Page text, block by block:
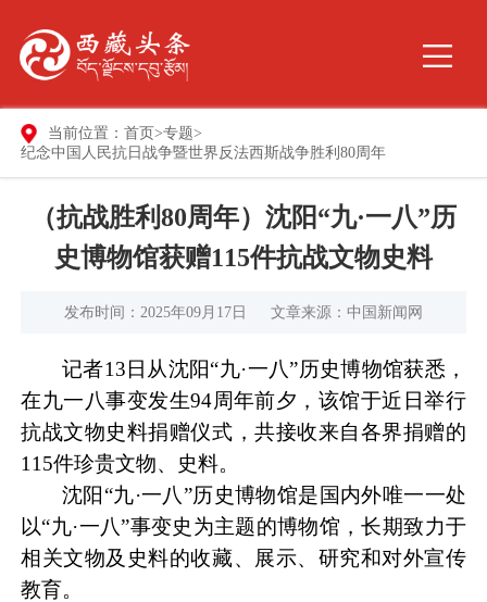
当前位置： 首页 >专题>
纪念中国人民抗日战争暨世界反法西斯战争胜利80周年
（抗战胜利80周年）沈阳“九·一八”历
史博物馆获赠115件抗战文物史料
发布时间：2025年09月17日 文章来源：中国新闻网
记者13日从沈阳“九·一八”历史博物馆获悉，
在九一八事变发生94周年前夕，该馆于近日举行
抗战文物史料捐赠仪式，共接收来自各界捐赠的
115件珍贵文物、史料。
沈阳“九·一八”历史博物馆是国内外唯一一处
以“九·一八”事变史为主题的博物馆，长期致力于
相关文物及史料的收藏、展示、研究和对外宣传
教育。